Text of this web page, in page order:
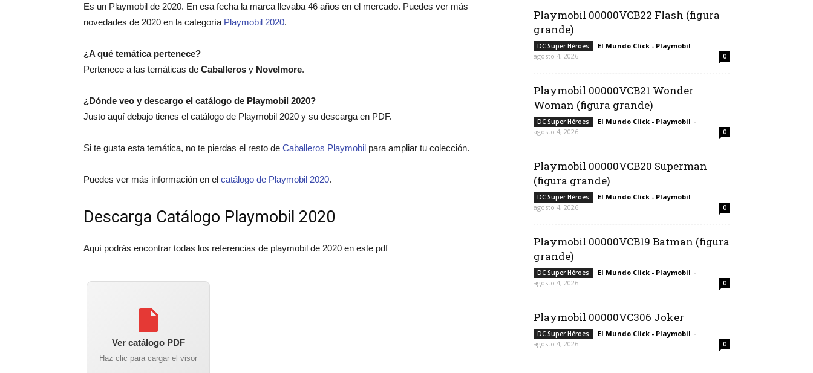
Es un Playmobil de 2020. En esa fecha la marca llevaba 46 años en el mercado. Puedes ver más
novedades de 2020 en la categoría Playmobil 2020.
¿A qué temática pertenece?
Pertenece a las temáticas de Caballeros y Novelmore.
¿Dónde veo y descargo el catálogo de Playmobil 2020?
Justo aquí debajo tienes el catálogo de Playmobil 2020 y su descarga en PDF.
Si te gusta esta temática, no te pierdas el resto de Caballeros Playmobil para ampliar tu colección.
Puedes ver más información en el catálogo de Playmobil 2020.
Descarga Catálogo Playmobil 2020
Aquí podrás encontrar todas los referencias de playmobil de 2020 en este pdf
Ver catálogo PDF
Haz clic para cargar el visor
Playmobil 00000VCB22 Flash (figura
grande)
DC Super Héroes El Mundo Click - Playmobil -
agosto 4, 2026
0
Playmobil 00000VCB21 Wonder
Woman (figura grande)
DC Super Héroes El Mundo Click - Playmobil -
agosto 4, 2026
0
Playmobil 00000VCB20 Superman
(figura grande)
DC Super Héroes El Mundo Click - Playmobil -
agosto 4, 2026
0
Playmobil 00000VCB19 Batman (figura
grande)
DC Super Héroes El Mundo Click - Playmobil -
agosto 4, 2026
0
Playmobil 00000VC306 Joker
DC Super Héroes El Mundo Click - Playmobil -
agosto 4, 2026
0